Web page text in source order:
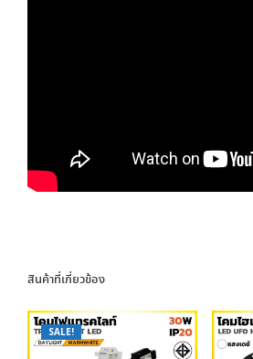
สินค้าที่เกี่ยวข้อง
SALE!